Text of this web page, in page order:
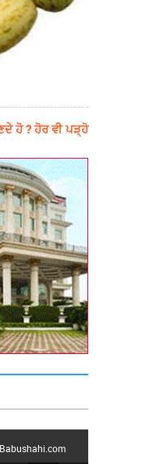
ਹੋ ? ਹੋਰ ਵੀ ਪੜ੍ਹੋ
Babushahi.com